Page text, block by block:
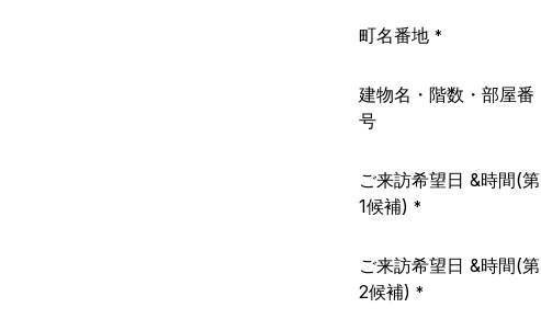
町名番地 *
建物名・階数・部屋番
号
ご来訪希望日 &時間(第
1候補) *
ご来訪希望日 &時間(第
2候補) *